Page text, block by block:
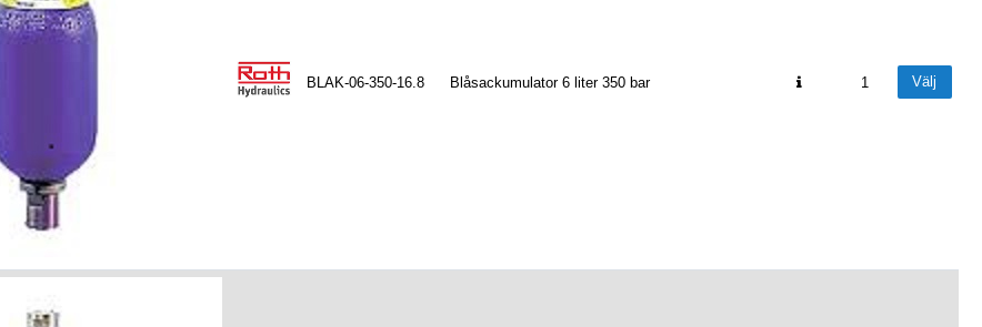
BLAK-06-350-16.8 Blåsackumulator 6 liter 350 bar 1 Välj